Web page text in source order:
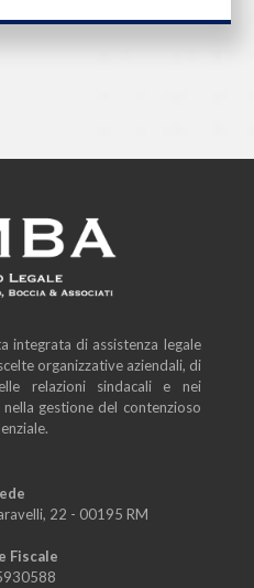
integrata di assistenza legale
organizzative aziendali, di
relazioni sindacali e nei
gestione del contenzioso
22 - 00195 RM
Fiscale